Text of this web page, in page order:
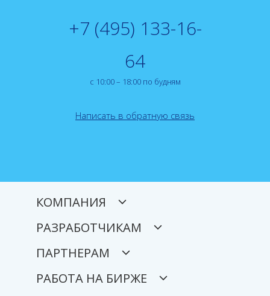
+7 (495) 133-16-
64
с 10:00 – 18:00 по будням
Написать в обратную связь
КОМПАНИЯ
РАЗРАБОТЧИКАМ
ПАРТНЕРАМ
РАБОТА НА БИРЖЕ